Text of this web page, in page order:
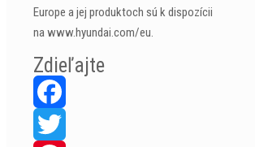
Europe a jej produktoch sú k dispozícii
na www.hyundai.com/eu.
Zdieľajte
Facebook